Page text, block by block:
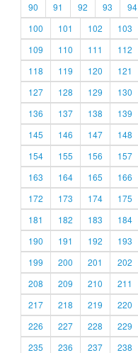
90
91 92 93 94
100
101 102 103
109
110 111 112
118
119 120 121
127
128 129 130
136
137 138 139
145
146 147 148
154
155 156 157
163
164 165 166
172
173 174 175
181
182 183 184
190
191 192 193
199
200 201 202
208
209 210 211
217
218 219 220
226
227 228 229
235
236 237 238